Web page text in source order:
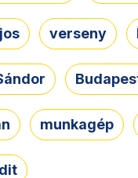
verseny
munkagép